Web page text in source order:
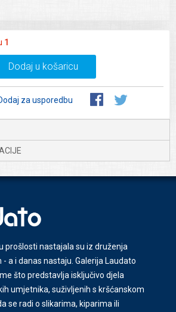
1
Dodaj u košaricu
za usporedbu
prošlosti nastajala su iz druženja
a i danas nastaju. Galerija Laudato
što predstavlja isključivo djela
umjetnika, suživljenih s kršćanskom
se radi o slikarima, kiparima ili